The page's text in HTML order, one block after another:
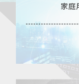
市などで活
家庭